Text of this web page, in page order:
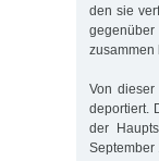
den sie
zusammen
Von
deportiert.
der
September